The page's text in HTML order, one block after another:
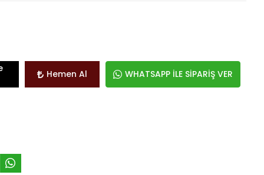
Hemen Al WHATSAPP İLE SİPARİŞ VER